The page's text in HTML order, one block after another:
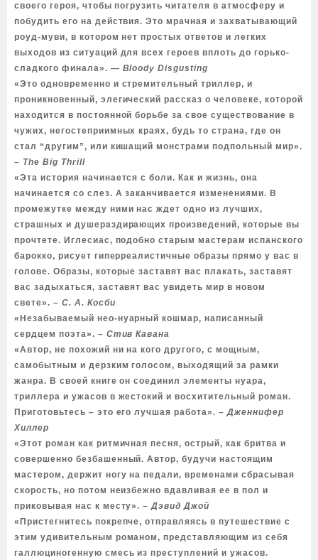
своего героя, чтобы погрузить читателя в атмосферу и
побудить его на действия. Это мрачная и захватывающий
роуд-муви, в котором нет простых ответов и легких
выходов из ситуаций для всех героев вплоть до горько-
сладкого финала». ― Bloody Disgusting
«Это одновременно и стремительный триллер, и
проникновенный, элегический рассказ о человеке, которой
находится в постоянной борьбе за свое существование в
чужих, негостеприимных краях, будь то страна, где он
стал “другим”, или кишащий монстрами подпольный мир».
– The Big Thrill
«Эта история начинается с боли. Как и жизнь, она
начинается со слез. А заканчивается изменениями. В
промежутке между ними нас ждет одно из лучших,
страшных и душераздирающих произведений, которые вы
прочтете. Иглесиас, подобно старым мастерам испанского
барокко, рисует гиперреалистичные образы прямо у вас в
голове. Образы, которые заставят вас плакать, заставят
вас задыхаться, заставят вас увидеть мир в новом
свете». – С. А. Косби
«Незабываемый нео-нуарный кошмар, написанный
сердцем поэта». – Стив Кавана
«Автор, не похожий ни на кого другого, с мощным,
самобытным и дерзким голосом, выходящий за рамки
жанра. В своей книге он соединил элементы нуара,
триллера и ужасов в жестокий и восхитительный роман.
Приготовьтесь – это его лучшая работа».– Дженнифер
Хиллер
«Этот роман как ритмичная песня, острый, как бритва и
совершенно безбашенный. Автор, будучи настоящим
мастером, держит ногу на педали, временами сбрасывая
скорость, но потом неизбежно вдавливая ее в пол и
приковывая нас к месту».– Дэвид Джой
«Пристегнитесь покрепче, отправляясь в путешествие с
этим удивительным романом, представляющим из себя
галлюциногенную смесь из преступлений и ужасов.